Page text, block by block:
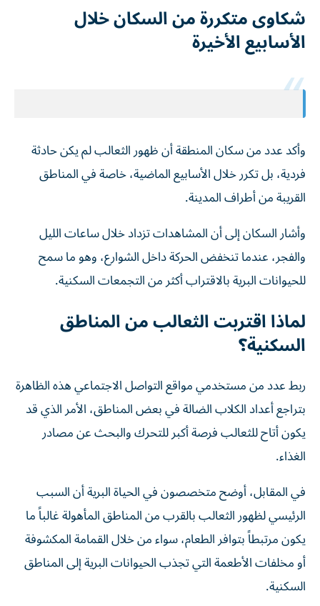
شكاوى متكررة من السكان خلال
الأسابيع الأخيرة
وأكد عدد من سكان المنطقة أن ظهور الثعالب لم يكن حادثة
فردية، بل تكرر خلال الأسابيع الماضية، خاصة في المناطق
القريبة من أطراف المدينة.
وأشار السكان إلى أن المشاهدات تزداد خلال ساعات الليل
والفجر، عندما تنخفض الحركة داخل الشوارع، وهو ما سمح
للحيوانات البرية بالاقتراب أكثر من التجمعات السكنية.
لماذا اقتربت الثعالب من المناطق
السكنية؟
ربط عدد من مستخدمي مواقع التواصل الاجتماعي هذه الظاهرة
بتراجع أعداد الكلاب الضالة في بعض المناطق، الأمر الذي قد
يكون أتاح للثعالب فرصة أكبر للتحرك والبحث عن مصادر
الغذاء.
في المقابل، أوضح متخصصون في الحياة البرية أن السبب
الرئيسي لظهور الثعالب بالقرب من المناطق المأهولة غالباً ما
يكون مرتبطاً بتوافر الطعام، سواء من خلال القمامة المكشوفة
أو مخلفات الأطعمة التي تجذب الحيوانات البرية إلى المناطق
السكنية.